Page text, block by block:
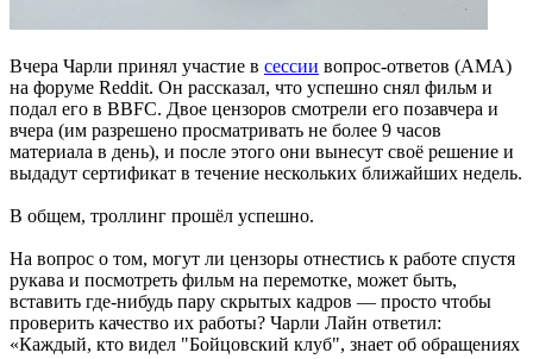
Вчера Чарли принял участие в сессии вопрос-ответов (AMA)
на форуме Reddit. Он рассказал, что успешно снял фильм и
подал его в BBFC. Двое цензоров смотрели его позавчера и
вчера (им разрешено просматривать не более 9 часов
материала в день), и после этого они вынесут своё решение и
выдадут сертификат в течение нескольких ближайших недель.
В общем, троллинг прошёл успешно.
На вопрос о том, могут ли цензоры отнестись к работе спустя
рукава и посмотреть фильм на перемотке, может быть,
вставить где-нибудь пару скрытых кадров — просто чтобы
проверить качество их работы? Чарли Лайн ответил:
«Каждый, кто видел "Бойцовский клуб", знает об обращениях